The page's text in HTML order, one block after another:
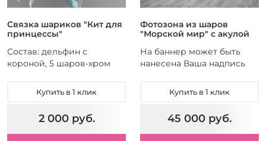
Связка шариков "Кит для
принцессы"
Состав: дельфин с
короной, 5 шаров-хром
Купить в 1 клик
2 000 руб.
Фотозона из шаров
"Морской мир" с акулой
На баннер может быть
нанесена Ваша надпись
Купить в 1 клик
45 000 руб.